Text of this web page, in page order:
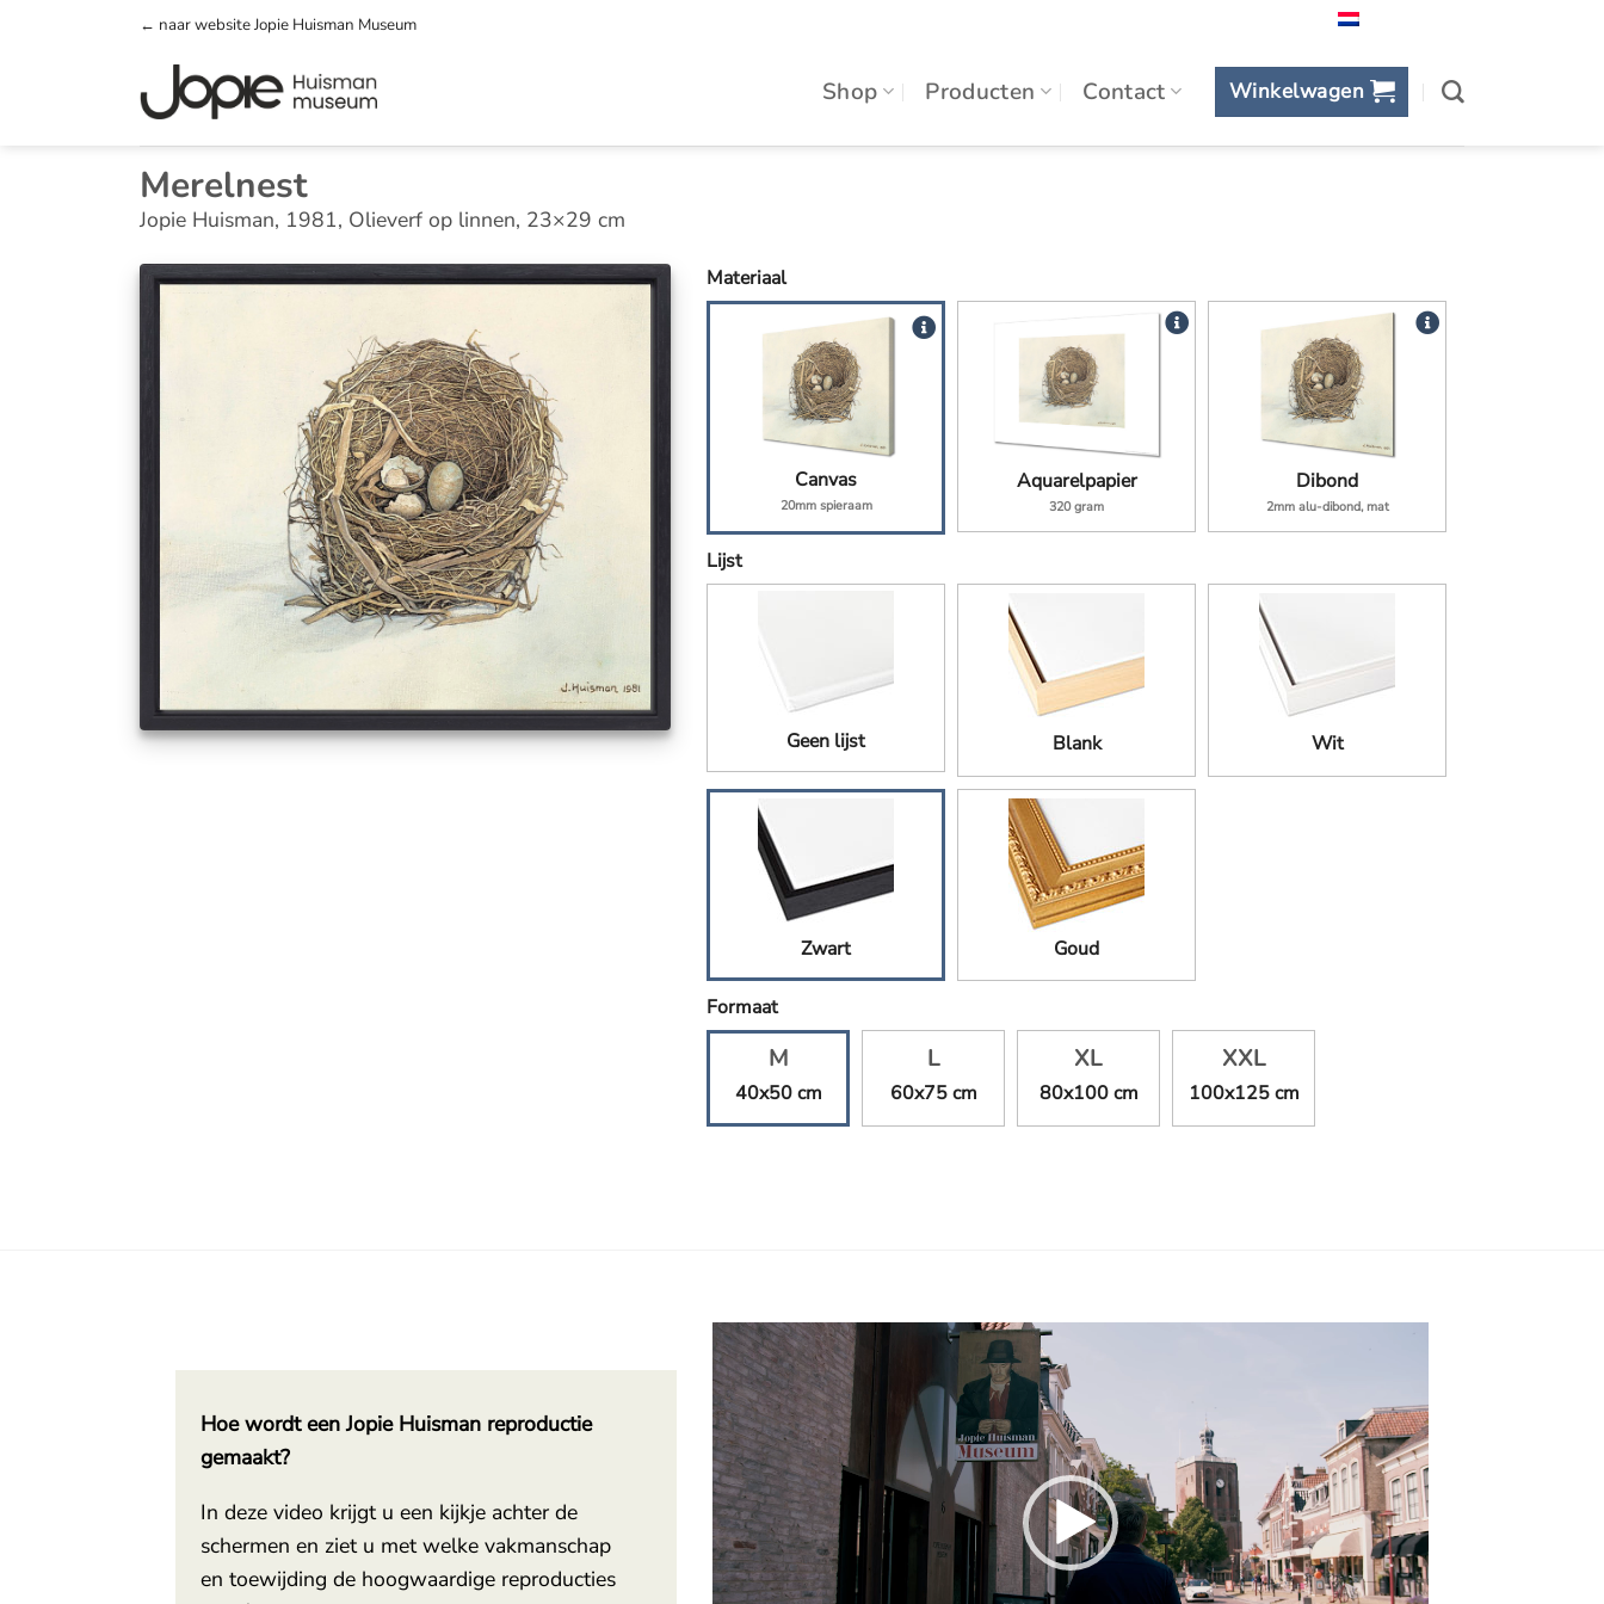
← naar website Jopie Huisman Museum
Shop Producten Contact Winkelwagen
Merelnest
Jopie Huisman, 1981, Olieverf op linnen, 23×29 cm
Materiaal
Canvas
20mm spieraam
Aquarelpapier
320 gram
Dibond
2mm alu-dibond, mat
Lijst
Geen lijst Blank Wit
Zwart Goud
Formaat
M
40x50 cm
L
60x75 cm
XL
80x100 cm
XXL
100x125 cm
Hoe wordt een Jopie Huisman reproductie
gemaakt?
In deze video krijgt u een kijkje achter de
schermen en ziet u met welke vakmanschap
en toewijding de hoogwaardige reproducties
Videospeler